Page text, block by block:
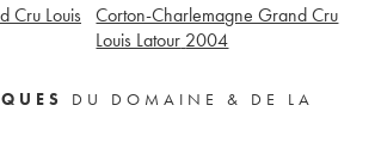
Cru Louis
Corton-Charlemagne Grand Cru
Louis Latour 2004
DU DOMAINE & DE LA